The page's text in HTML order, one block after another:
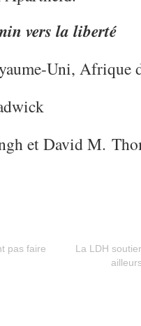
vers la liberté
Uni, Afrique
et David M.
pas faire
La LDH